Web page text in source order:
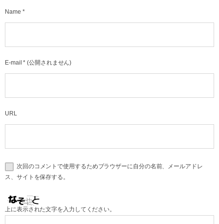
Name *
E-mail * (公開されません)
URL
次回のコメントで使用するためブラウザーに自分の名前、メールアドレ
ス、サイトを保存する。
上に表示された文字を入力してください。